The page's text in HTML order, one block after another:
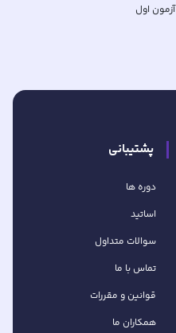
اول
پشتیبانی
دوره ها
اساتید
سوالات متداول
تماس با ما
قوانین و مقررات
همکاران ما